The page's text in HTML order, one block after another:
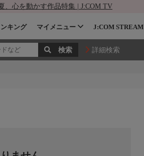
、心を動かす作品特集 | J:COM TV
キング マイメニュー J:COM STREAM
詳細検索